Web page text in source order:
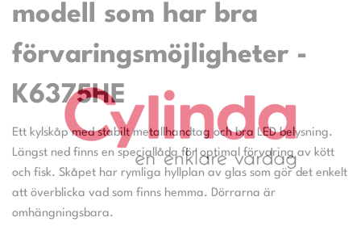
modell som har bra
förvaringsmöjligheter -
K6375HE
Ett kylskåp med stabilt metallhandtag och bra LED belysning.
Längst ned finns en speciallåda för optimal förvaring av kött
och fisk. Skåpet har rymliga hyllplan av glas som gör det enkelt
att överblicka vad som finns hemma. Dörrarna är